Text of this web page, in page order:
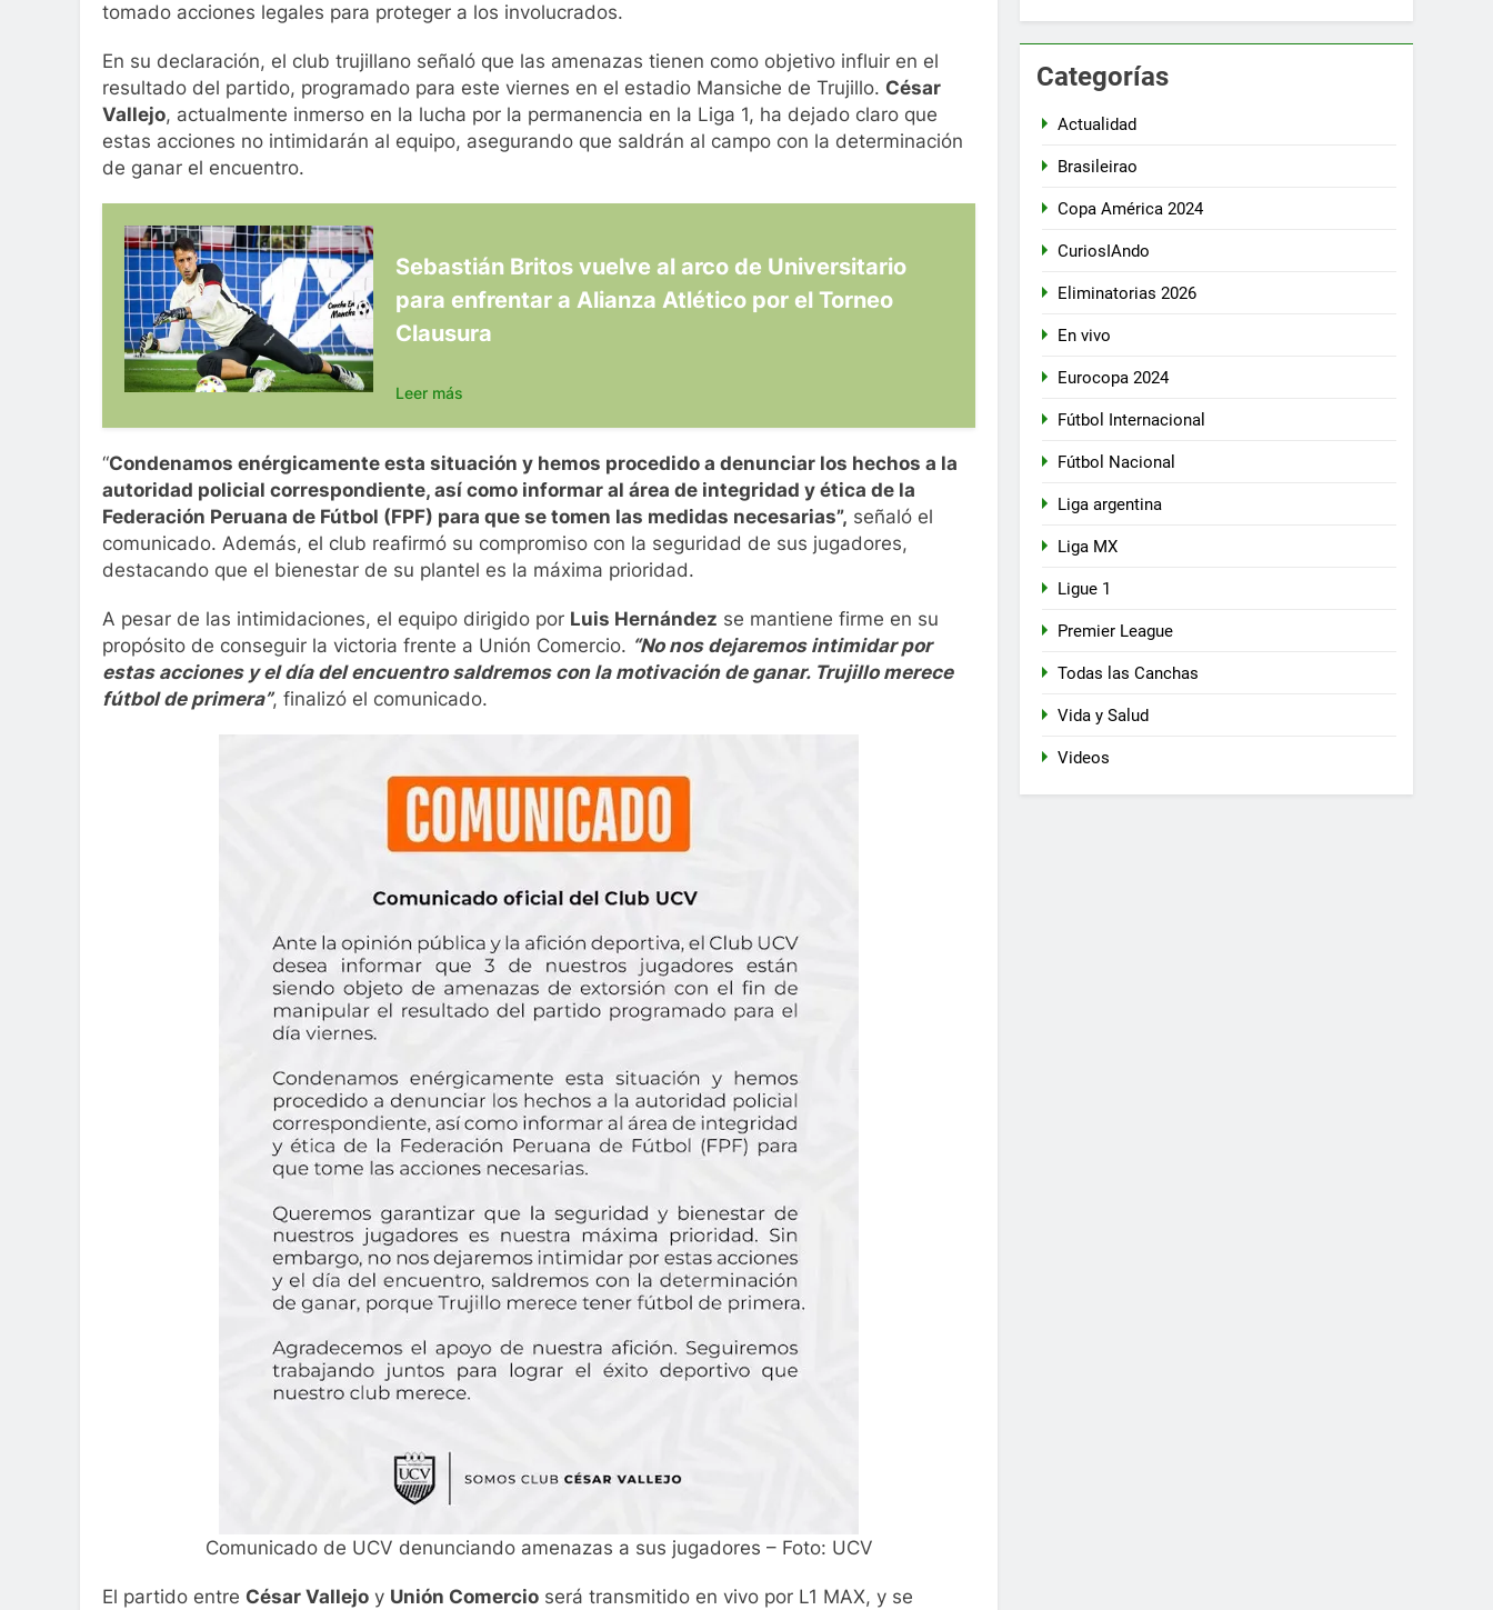
tomado acciones legales para proteger a los involucrados.
En su declaración, el club trujillano señaló que las amenazas tienen como objetivo influir en el
resultado del partido, programado para este viernes en el estadio Mansiche de Trujillo. César
Vallejo, actualmente inmerso en la lucha por la permanencia en la Liga 1, ha dejado claro que
estas acciones no intimidarán al equipo, asegurando que saldrán al campo con la determinación
de ganar el encuentro.
Sebastián Britos vuelve al arco de Universitario
para enfrentar a Alianza Atlético por el Torneo
Clausura
Leer más
“Condenamos enérgicamente esta situación y hemos procedido a denunciar los hechos a la
autoridad policial correspondiente, así como informar al área de integridad y ética de la
Federación Peruana de Fútbol (FPF) para que se tomen las medidas necesarias”, señaló el
comunicado. Además, el club reafirmó su compromiso con la seguridad de sus jugadores,
destacando que el bienestar de su plantel es la máxima prioridad.
A pesar de las intimidaciones, el equipo dirigido por Luis Hernández se mantiene firme en su
propósito de conseguir la victoria frente a Unión Comercio. “No nos dejaremos intimidar por
estas acciones y el día del encuentro saldremos con la motivación de ganar. Trujillo merece
fútbol de primera”, finalizó el comunicado.
Comunicado de UCV denunciando amenazas a sus jugadores – Foto: UCV
El partido entre César Vallejo y Unión Comercio será transmitido en vivo por L1 MAX, y se
Categorías
Actualidad
Brasileirao
Copa América 2024
CuriosIAndo
Eliminatorias 2026
En vivo
Eurocopa 2024
Fútbol Internacional
Fútbol Nacional
Liga argentina
Liga MX
Ligue 1
Premier League
Todas las Canchas
Vida y Salud
Videos